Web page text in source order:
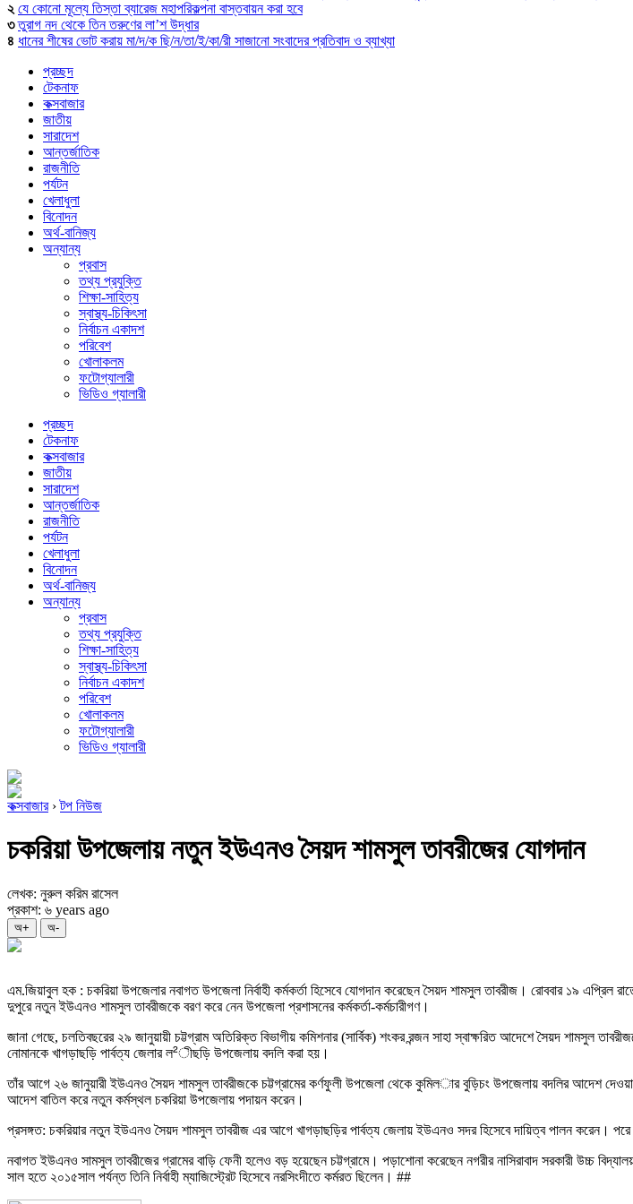
২ যে কোনো মূল্যে তিস্তা ব্যারেজ মহাপরিকল্পনা বাস্তবায়ন করা হবে
৩ তুরাগ নদ থেকে তিন তরুণের লা’শ উদ্ধার
৪ ধানের শীষের ভোট করায় মা/দ/ক ছি/ন/তা/ই/কা/রী সাজানো সংবাদের প্রতিবাদ ও ব্যাখ্যা
প্রচ্ছদ
টেকনাফ
কক্সবাজার
জাতীয়
সারাদেশ
আন্তর্জাতিক
রাজনীতি
পর্যটন
খেলাধুলা
বিনোদন
অর্থ-বানিজ্য
অন্যান্য
প্রবাস
তথ্য প্রযুক্তি
শিক্ষা-সাহিত্য
স্বাস্থ্য-চিকিৎসা
নির্বাচন একাদশ
পরিবেশ
খোলাকলম
ফটোগ্যালারী
ভিডিও গ্যালারী
প্রচ্ছদ
টেকনাফ
কক্সবাজার
জাতীয়
সারাদেশ
আন্তর্জাতিক
রাজনীতি
পর্যটন
খেলাধুলা
বিনোদন
অর্থ-বানিজ্য
অন্যান্য
প্রবাস
তথ্য প্রযুক্তি
শিক্ষা-সাহিত্য
স্বাস্থ্য-চিকিৎসা
নির্বাচন একাদশ
পরিবেশ
খোলাকলম
ফটোগ্যালারী
ভিডিও গ্যালারী
কক্সবাজার›টপ নিউজ
চকরিয়া উপজেলায় নতুন ইউএনও সৈয়দ শামসুল তাবরীজের যোগদান
লেখক: নুরুল করিম রাসেল
প্রকাশ: ৬ years ago
অ+ অ-
এম.জিয়াবুল হক : চকরিয়া উপজেলার নবাগত উপজেলা নির্বাহী কর্মকর্তা হিসেবে যোগদান করেছেন সৈয়দ শামসুল তাবরীজ। রোববার ১৯ এপ্রিল
দুপুরে নতুন ইউএনও শামসুল তাবরীজকে বরণ করে নেন উপজেলা প্রশাসনের কর্মকর্তা-কর্মচারীগণ।
জানা গেছে, চলতিবছরের ২৯ জানুয়ায়ী চট্টগ্রাম অতিরিক্ত বিভাগীয় কমিশনার (সার্বিক) শংকর রন্জন সাহা স্বাক্ষরিত আদেশে সৈয়দ শামসুল
নোমানকে খাগড়াছড়ি পার্বত্য জেলার ল²ীছড়ি উপজেলায় বদলি করা হয়।
তাঁর আগে ২৬ জানুয়ারী ইউএনও সৈয়দ শামসুল তাবরীজকে চট্টগ্রামের কর্ণফুলী উপজেলা থেকে কুমিল­ার বুড়িচং উপজেলায় বদলির আদেশ দেওয়া
আদেশ বাতিল করে নতুন কর্মস্থল চকরিয়া উপজেলায় পদায়ন করেন।
প্রসঙ্গত: চকরিয়ার নতুন ইউএনও সৈয়দ শামসুল তাবরীজ এর আগে খাগড়াছড়ির পার্বত্য জেলায় ইউএনও সদর হিসেবে দায়িত্ব পালন করেন।
নবাগত ইউএনও সামসুল তাবরীজের গ্রামের বাড়ি ফেনী হলেও বড় হয়েছেন চট্টগ্রামে। পড়াশোনা করেছেন নগরীর নাসিরাবাদ সরকারী উচ্চ
সাল হতে ২০১৫সাল পর্যন্ত তিনি নির্বাহী ম্যাজিস্ট্রেট হিসেবে নরসিংদীতে কর্মরত ছিলেন। ##